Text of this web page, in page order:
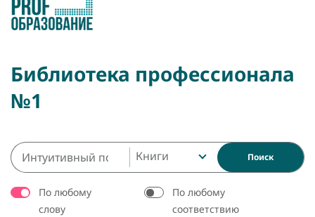
Библиотека профессионала
№1
Книги Поиск
По любому
слову
По любому
соответствию